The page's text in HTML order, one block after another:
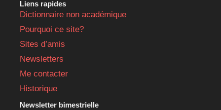
Liens rapides
Dictionnaire non académique
Pourquoi ce site?
Sites d’amis
Newsletters
Me contacter
Historique
Newsletter bimestrielle